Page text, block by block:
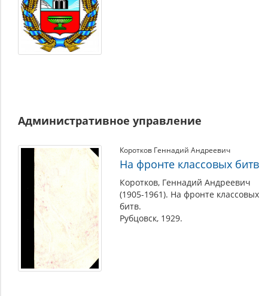
Административное управление
Коротков Геннадий Андреевич
На фронте классовых битв
Коротков, Геннадий Андреевич
(1905-1961). На фронте классовых
битв.
Рубцовск, 1929.